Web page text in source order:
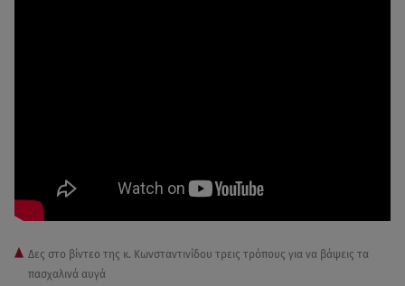
Δες στο βίντεο της κ. Κωνσταντινίδου τρεις τρόπους για να βάψεις τα
πασχαλινά αυγά